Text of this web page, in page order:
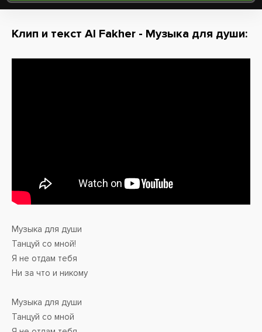
Клип и текст Al Fakher - Музыка для души:
Музыка для души
Танцуй со мной!
Я не отдам тебя
Ни за что и никому
Музыка для души
Танцуй со мной